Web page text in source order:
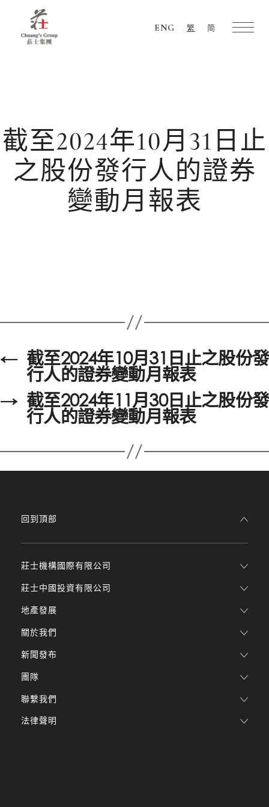
ENG 繁 简
截至2024年10月31日止
之股份發行人的證券
變動月報表
← 截至2024年10月31日止之股份發
行人的證券變動月報表
→ 截至2024年11月30日止之股份發
行人的證券變動月報表
莊士機構國際有限公司
莊士中國投資有限公司
地產發展
關於我們
新聞發布
團隊
回到頂部
聯繫我們
法律聲明